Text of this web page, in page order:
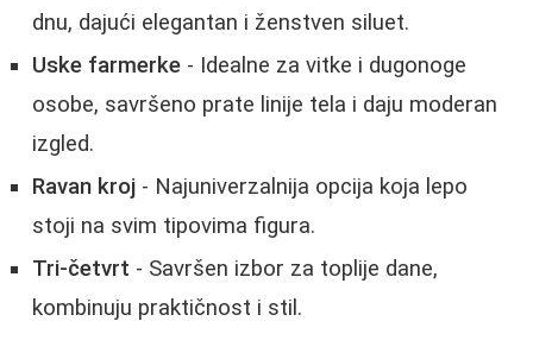
dnu, dajući elegantan i ženstven siluet.
Uske farmerke - Idealne za vitke i dugonoge
osobe, savršeno prate linije tela i daju moderan
izgled.
Ravan kroj - Najuniverzalnija opcija koja lepo
stoji na svim tipovima figura.
Tri-četvrt - Savršen izbor za toplije dane,
kombinuju praktičnost i stil.